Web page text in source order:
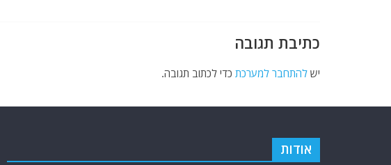
כתיבת תגובה
יש להתחבר למערכת כדי לכתוב תגובה.
אודות